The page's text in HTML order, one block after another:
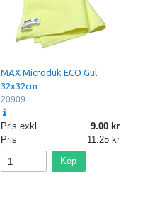
MAX Microduk ECO Gul
32x32cm
20909
Pris exkl.
9.00
Pris
11.25
Köp